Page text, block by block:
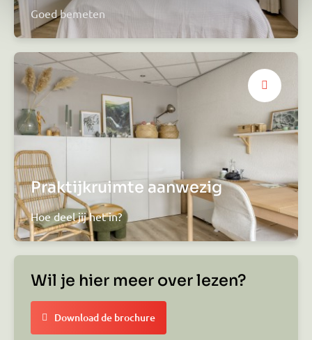
Goed bemeten
Praktijkruimte aanwezig
Hoe deel jij het in?
Wil je hier meer over lezen?
Download de brochure